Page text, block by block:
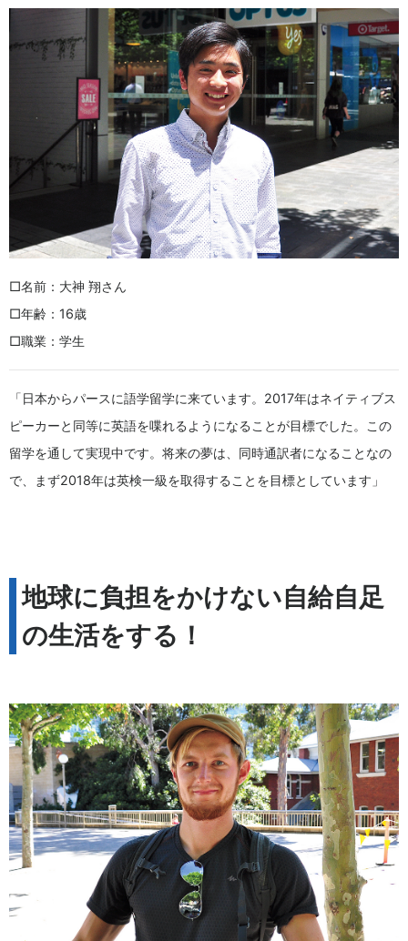
□名前：大神 翔さん
□年齢：16歳
□職業：学生
「日本からパースに語学留学に来ています。2017年はネイティブス
ピーカーと同等に英語を喋れるようになることが目標でした。この
留学を通して実現中です。将来の夢は、同時通訳者になることなの
で、まず2018年は英検一級を取得することを目標としています」
地球に負担をかけない自給自足
の生活をする！